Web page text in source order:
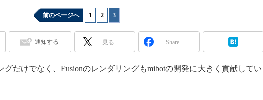
スマート工場EXPO
日本ものづくりワールド
AUTOMOTIVE WORLD
ISO26262
前のページへ 1 2 3
通知する 見る Share
だけでなく、Fusionのレンダリングもmibotの開発に大きく貢献してい